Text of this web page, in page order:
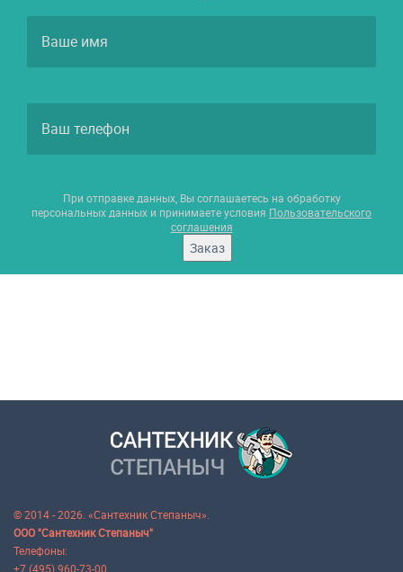
При отправке данных, Вы соглашаетесь на обработку
персональных данных и принимаете условия Пользовательского
соглашения
Заказ
© 2014 - 2026. «Сантехник Степаныч».
ООО "Сантехник Степаныч"
Телефоны:
+7 (495) 960-73-00